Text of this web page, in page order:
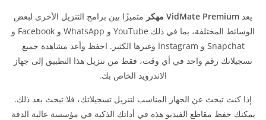
يعد VidMate Premium مهكر
متميزًا بين برامج التنزيل الأخرى لبعض
الوسائط المختلفة، بما في ذلك YouTube و WhatsApp و Facebook و
Snapchat و Instagram وغيرها الكثير. احفظ وأعد مشاهدة جميع
تسجيلاتك رقم واحد في أي وقت، فقط من تنزيل هذا التطبيق إلى جهاز
الاندرويد الخاص بك.
إذا كنت تبحث عن الجهاز المناسب لتنزيل تسجيلاتك، فلا تبحث بعد ذلك.
يمكنك حفظ مقاطع الفيديو هذه في أداتك الذكية في مؤسسة عالية الدقة